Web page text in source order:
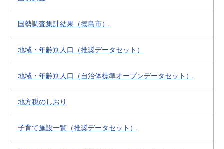
国勢調査集計結果（徳島市）
地域・年齢別人口（推奨データセット）
地域・年齢別人口（自治体標準オープンデータセット）
地方税のしおり
子育て施設一覧（推奨データセット）